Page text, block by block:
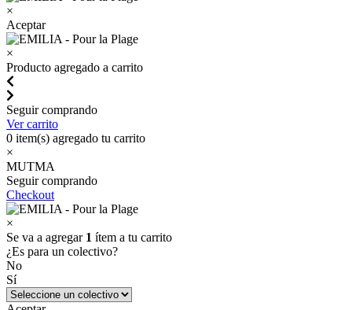
×
Aceptar
×
Producto agregado a carrito
Seguir comprando
Ver carrito
0 item(s) agregado tu carrito
×
MUTMA
Seguir comprando
Checkout
×
Se va a agregar 1 ítem a tu carrito
¿Es para un colectivo?
No
Sí